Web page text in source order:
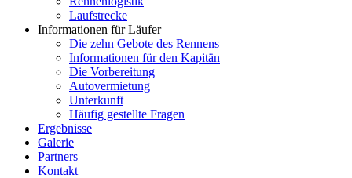
Laufstrecke
Informationen für Läufer
Die zehn Gebote des Rennens
Informationen für den Kapitän
Die Vorbereitung
Autovermietung
Unterkunft
Häufig gestellte Fragen
Ergebnisse
Galerie
Partners
Kontakt